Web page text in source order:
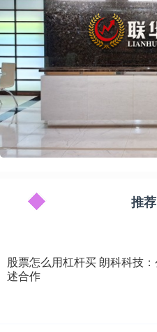
推
股票怎么用杠杆买 朗科科技
述合作